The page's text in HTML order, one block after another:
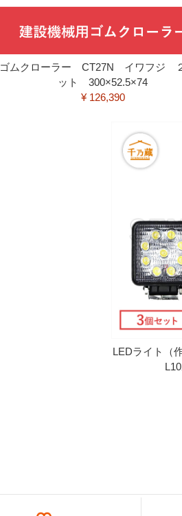
ゴムクローラー CT27N イワフジ
ット 300×52.5×74
¥ 126,390
LEDライト